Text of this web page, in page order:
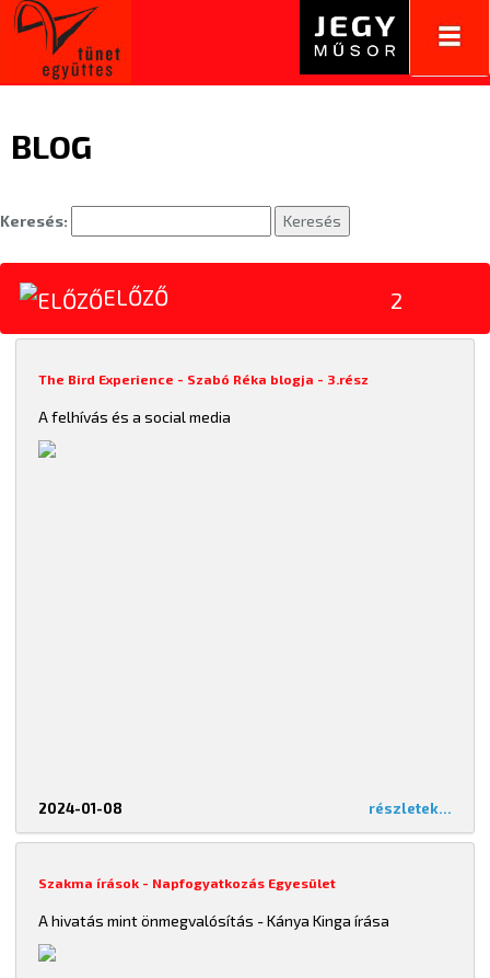
BLOG
Keresés: Keresés
ELŐZŐ 2
The Bird Experience - Szabó Réka blogja - 3.rész
A felhívás és a social media
2024-01-08 részletek...
Szakma írások - Napfogyatkozás Egyesület
A hivatás mint önmegvalósítás - Kánya Kinga írása